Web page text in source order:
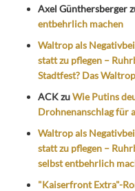
Axel Günthersberger
entbehrlich machen
Waltrop als
statt zu pflegen –
Stadtfest? Das
ACKzuWie Putins
Drohnenanschlag für
Waltrop als
statt zu pflegen –
selbst entbehrlich
"Kaiserfront Extra"-